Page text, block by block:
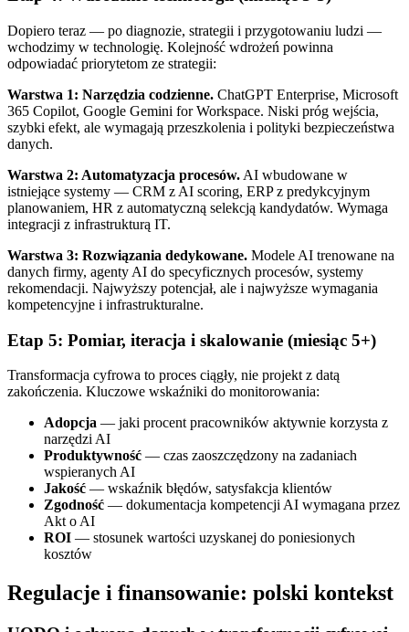
Dopiero teraz — po diagnozie, strategii i przygotowaniu ludzi —
wchodzimy w technologię. Kolejność wdrożeń powinna
odpowiadać priorytetom ze strategii:
Warstwa 1: Narzędzia codzienne. ChatGPT Enterprise, Microsoft
365 Copilot, Google Gemini for Workspace. Niski próg wejścia,
szybki efekt, ale wymagają przeszkolenia i polityki bezpieczeństwa
danych.
Warstwa 2: Automatyzacja procesów. AI wbudowane w
istniejące systemy — CRM z AI scoring, ERP z predykcyjnym
planowaniem, HR z automatyczną selekcją kandydatów. Wymaga
integracji z infrastrukturą IT.
Warstwa 3: Rozwiązania dedykowane. Modele AI trenowane na
danych firmy, agenty AI do specyficznych procesów, systemy
rekomendacji. Najwyższy potencjał, ale i najwyższe wymagania
kompetencyjne i infrastrukturalne.
Etap 5: Pomiar, iteracja i skalowanie (miesiąc 5+)
Transformacja cyfrowa to proces ciągły, nie projekt z datą
zakończenia. Kluczowe wskaźniki do monitorowania:
Adopcja — jaki procent pracowników aktywnie korzysta z
narzędzi AI
Produktywność — czas zaoszczędzony na zadaniach
wspieranych AI
Jakość — wskaźnik błędów, satysfakcja klientów
Zgodność — dokumentacja kompetencji AI wymagana przez
Akt o AI
ROI — stosunek wartości uzyskanej do poniesionych
kosztów
Regulacje i finansowanie: polski kontekst